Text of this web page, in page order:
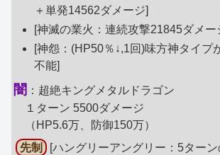
＋単発14562ダメージ]
[神滅の業火：連続攻撃21845ダメー
[神怨：(HP50％↓,1回)味方神タイプ
不能]
闇 ：超絶キングメタルドラゴン
１ターン 5500ダメージ
（HP5.6万、防御150万）
先制
[ハングリーアングリー：5ター